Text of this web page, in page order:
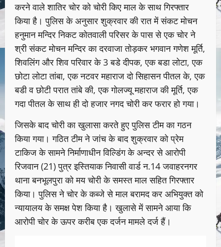
करने वाले शातिर चोर को चोरी किए माल के साथ गिरफ्तार
किया है। पुलिस के अनुसार शुक्रवार की रात में संकट मोचन
हनुमान मन्दिर निकट कोतवाली परिसर के पास से एक चोर ने
श्री संकट मोचन मन्दिर का दरवाजा तोड़कर भगवान गणेश मूर्ति,
शिवलिंग और शिव परिवार के 3 बडे दीपक, एक बडा लोटा, एक
छोटा लोटा तांबा, एक नटवर महाराज दो सिहासन पीतल के, एक
बडी व छोटी परात तांबे की, एक गोलज्यू महाराज की मूर्ति, एक
गदा पीतल के साथ ही दो हजार नगद चोरी कर फरार हो गया।
जिसके बाद चोरी का खुलासा करते हुए पुलिस टीम का गठन
किया गया। गठित टीम ने जांच के बाद शुक्रवार को प्रेम
टाकिज के सामने निर्माणाधीन विल्डिंग के अन्दर से आरोपी
रिजवान (21) पुत्र इस्तियाक निवासी वार्ड न.14 जवाहरनगर
थाना बनभूलपुरा को मय चोरी के समस्त माल सहित गिरफ्तार
किया। पुलिस ने चोर के कब्जे से माल बरामद कर अभियुक्त को
न्यायालय के समक्ष पेश किया है। खुलासे में सामने आया कि
आरोपी चोर के ऊपर करीब एक दर्जन मामले दर्ज हैं।